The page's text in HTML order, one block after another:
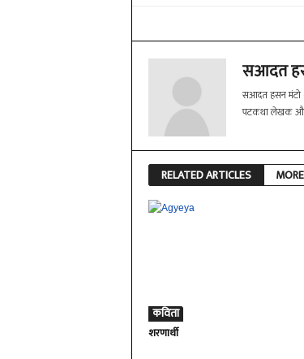
सआदत
सआदत हसन मंटो
पटकथा लेखक और
RELATED ARTICLES
कविता
शरणार्थी